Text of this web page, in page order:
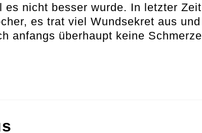
es nicht besser wurde. In letzter Zeit
es trat viel Wundsekret aus
anfangs überhaupt keine